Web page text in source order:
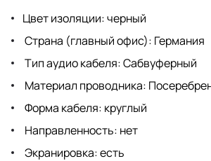
Цвет изоляции: черный
Страна (главный офис): Германия
Тип аудио кабеля: Сабвуферный
Материал проводника:
Форма кабеля: круглый
Направленность: нет
Экранировка: есть